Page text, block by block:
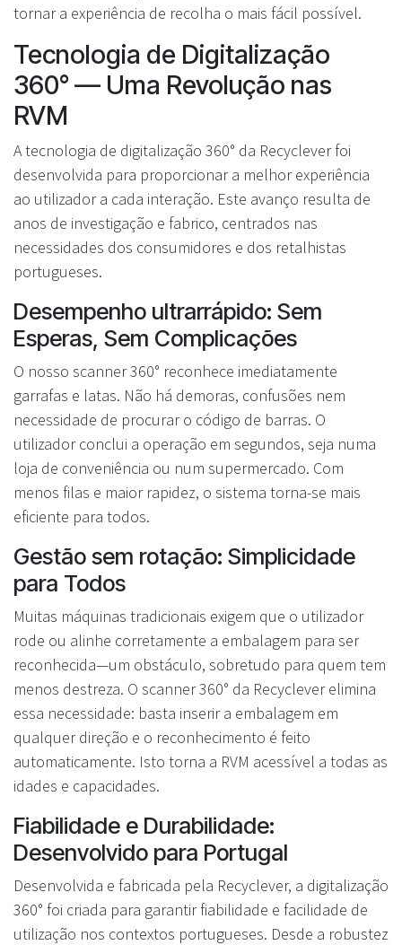
tornar a experiência de recolha o mais fácil possível.
Tecnologia de Digitalização
360° — Uma Revolução nas
RVM
A tecnologia de digitalização 360° da Recyclever foi
desenvolvida para proporcionar a melhor experiência
ao utilizador a cada interação. Este avanço resulta de
anos de investigação e fabrico, centrados nas
necessidades dos consumidores e dos retalhistas
portugueses.
Desempenho ultrarrápido: Sem
Esperas, Sem Complicações
O nosso scanner 360° reconhece imediatamente
garrafas e latas. Não há demoras, confusões nem
necessidade de procurar o código de barras. O
utilizador conclui a operação em segundos, seja numa
loja de conveniência ou num supermercado. Com
menos filas e maior rapidez, o sistema torna-se mais
eficiente para todos.
Gestão sem rotação: Simplicidade
para Todos
Muitas máquinas tradicionais exigem que o utilizador
rode ou alinhe corretamente a embalagem para ser
reconhecida—um obstáculo, sobretudo para quem tem
menos destreza. O scanner 360° da Recyclever elimina
essa necessidade: basta inserir a embalagem em
qualquer direção e o reconhecimento é feito
automaticamente. Isto torna a RVM acessível a todas as
idades e capacidades.
Fiabilidade e Durabilidade:
Desenvolvido para Portugal
Desenvolvida e fabricada pela Recyclever, a digitalização
360° foi criada para garantir fiabilidade e facilidade de
utilização nos contextos portugueses. Desde a robustez